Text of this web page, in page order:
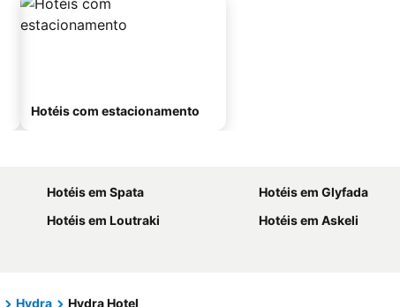
Hotéis com estacionamento
Hotéis em Spata
Hotéis em Glyfada
Hotéis em Loutraki
Hotéis em Askeli
Hydra Hydra Hotel